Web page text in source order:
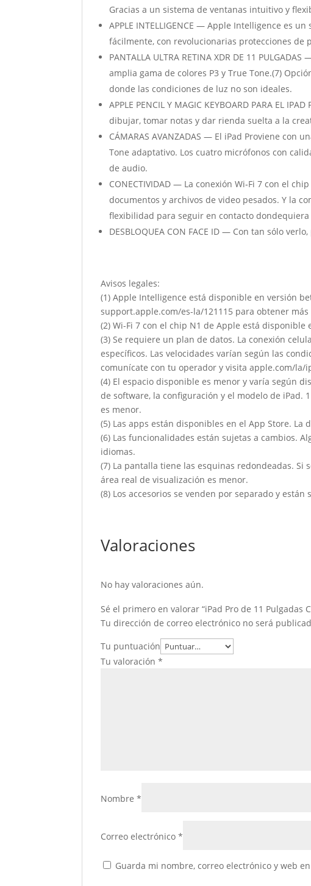
Gracias a un sistema de ventanas intuitivo y
APPLE INTELLIGENCE — Apple Intelligence es
fácilmente, con revolucionarias protecciones de
PANTALLA ULTRA RETINA XDR DE 11
amplia gama de colores P3 y True Tone.(7)
donde las condiciones de luz no son ideales.
APPLE PENCIL Y MAGIC KEYBOARD PARA EL
dibujar, tomar notas y dar rienda suelta a la
CÁMARAS AVANZADAS — El iPad Proviene con
Tone adaptativo. Los cuatro micrófonos con
de audio.
CONECTIVIDAD — La conexión Wi‐Fi 7 con el
documentos y archivos de video pesados. Y la
flexibilidad para seguir en contacto dondequiera
DESBLOQUEA CON FACE ID — Con tan sólo
Avisos legales:
(1) Apple Intelligence está disponible en versión
support.apple.com/es-la/121115 para obtener
(2) Wi-Fi 7 con el chip N1 de Apple está
(3) Se requiere un plan de datos. La conexión
específicos. Las velocidades varían según las
comunícate con tu operador y visita apple.com/la/
(4) El espacio disponible es menor y varía según
de software, la configuración y el modelo de iPad.
es menor.
(5) Las apps están disponibles en el App Store.
(6) Las funcionalidades están sujetas a cambios.
idiomas.
(7) La pantalla tiene las esquinas redondeadas.
área real de visualización es menor.
(8) Los accesorios se venden por separado y
Valoraciones
No hay valoraciones aún.
Sé el primero en valorar “iPad Pro de 11 Pulgadas
Tu dirección de correo electrónico no será
Tu puntuación
Tu valoración*
Nombre*
Correo electrónico*
Guarda mi nombre, correo electrónico y web